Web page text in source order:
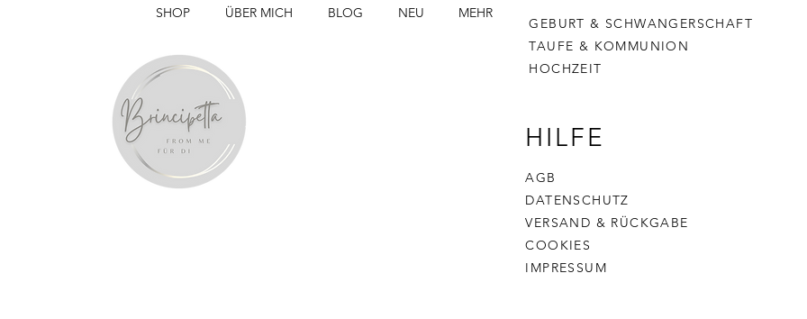
GEBURT & SCHWANGERSCHAFT
TAUFE & KOMMUNION
HOCHZEIT
HILFE
AGB
DATENSCHUTZ
VERSAND & RÜCKGABE
COOKIES
IMPRESSUM
SHOP ÜBER MICH BLOG NEU MEHR